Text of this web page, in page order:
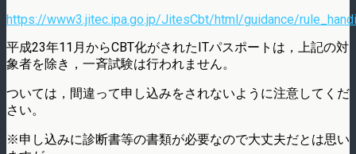
https://www3.jitec.ipa.go.jp/JitesCbt/html/guidance/
平成23年11月からCBT化がされたITパスポートは，上記の対
象者を除き，一斉試験は行われません。
ついては，間違って申し込みをされないように注意してくだ
さい。
※申し込みに診断書等の書類が必要なので大丈夫だとは思い